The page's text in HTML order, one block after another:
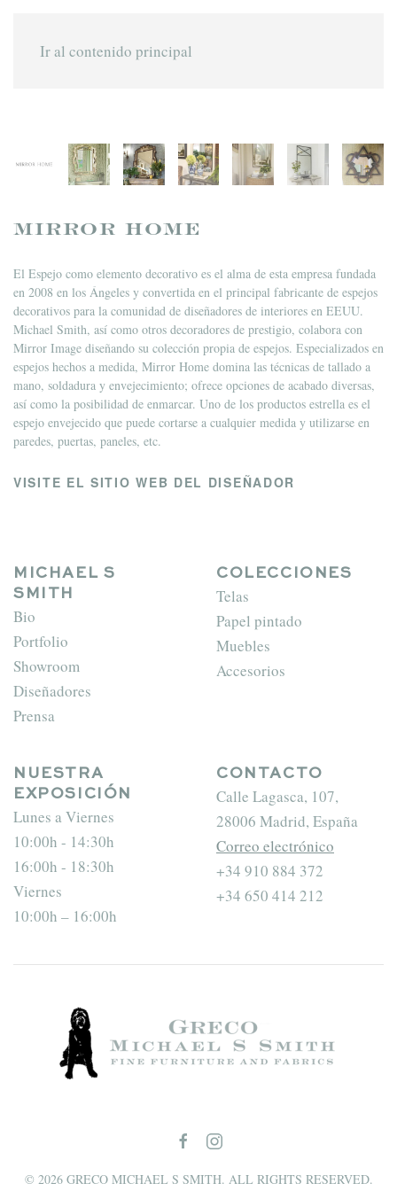
Ir al contenido principal
MIRROR HOME
El Espejo como elemento decorativo es el alma de esta empresa fundada
en 2008 en los Ángeles y convertida en el principal fabricante de espejos
decorativos para la comunidad de diseñadores de interiores en EEUU.
Michael Smith, así como otros decoradores de prestigio, colabora con
Mirror Image diseñando su colección propia de espejos. Especializados en
espejos hechos a medida, Mirror Home domina las técnicas de tallado a
mano, soldadura y envejecimiento; ofrece opciones de acabado diversas,
así como la posibilidad de enmarcar. Uno de los productos estrella es el
espejo envejecido que puede cortarse a cualquier medida y utilizarse en
paredes, puertas, paneles, etc.
VISITE EL SITIO WEB DEL DISEÑADOR
MICHAEL S
SMITH
Bio
Portfolio
Showroom
Diseñadores
Prensa
COLECCIONES
Telas
Papel pintado
Muebles
Accesorios
NUESTRA
EXPOSICIÓN
Lunes a Viernes
10:00h - 14:30h
16:00h - 18:30h
Viernes
10:00h – 16:00h
CONTACTO
Calle Lagasca, 107,
28006 Madrid, España
Correo electrónico
+34 910 884 372
+34 650 414 212
© 2026GRECO MICHAEL S SMITH. ALL RIGHTS RESERVED.